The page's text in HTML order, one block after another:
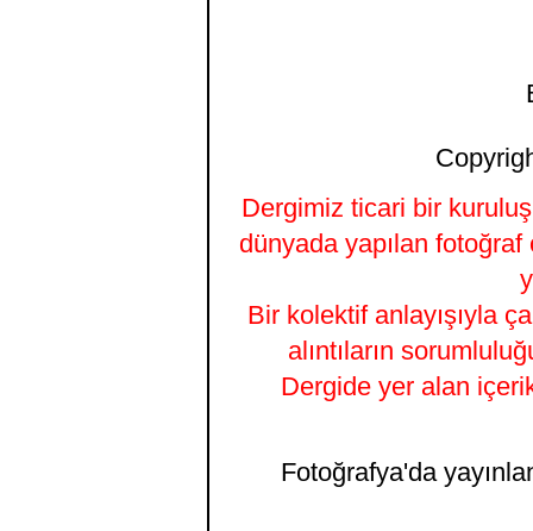
Dergimiz ticari bir kuruluş
dünyada yapılan fotoğraf
Bir kolektif anlayışıyla
alıntıların
Dergide yer alan
Fotoğrafya'da